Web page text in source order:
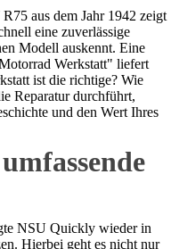
aus dem Jahr 1942 zeigt
eine zuverlässige
Modell auskennt. Eine
Werkstatt" liefert
ist die richtige? Wie
Reparatur durchführt,
und den Wert Ihres
NSU Quickly wieder in
Hierbei geht es nicht nur